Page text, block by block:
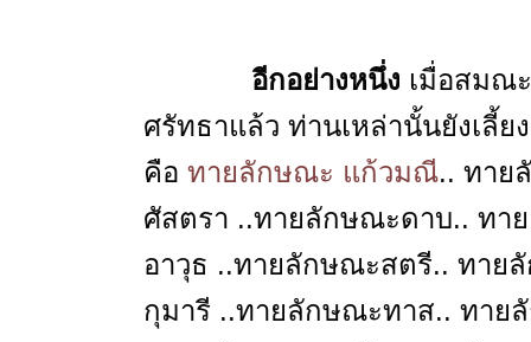
อีกอย่างหนึ่ง เมื่อสมณ
ศรัทธาแล้ว ท่านเหล่านั้นยังเลี้
คือ ทายลักษณะ แก้วมณี.. ทาย
ศัสตรา ..ทายลักษณะดาบ.. ท
อาวุธ ..ทายลักษณะสตรี.. ทา
กุมารี ..ทายลักษณะทาส.. ทา